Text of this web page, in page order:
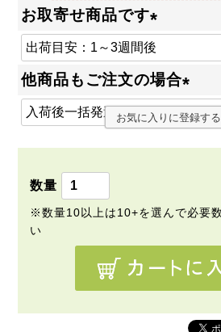
お取寄せ商品です
(
必
須
)
他商品もご注文の場合
(
お気に入りに登録する